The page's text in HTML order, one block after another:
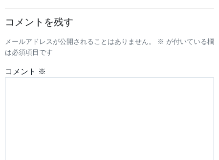
ビ
ゲ
ー
コメントを残す
メールアドレスが公開されることはありません。 ※ が付いている欄
は必須項目です
コメント ※